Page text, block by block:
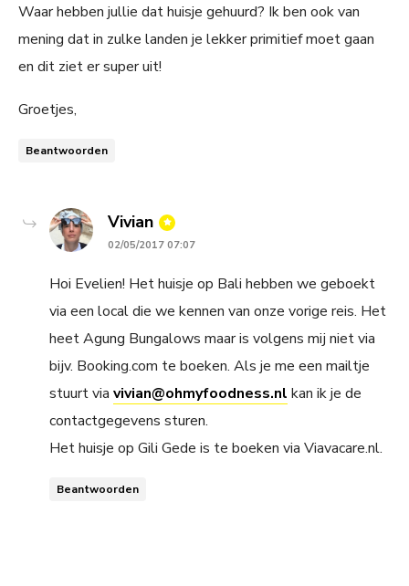
Waar hebben jullie dat huisje gehuurd? Ik ben ook van
mening dat in zulke landen je lekker primitief moet gaan
en dit ziet er super uit!
Groetjes,
Beantwoorden
Vivian says:
02/05/2017 07:07
Hoi Evelien! Het huisje op Bali hebben we geboekt
via een local die we kennen van onze vorige reis. Het
heet Agung Bungalows maar is volgens mij niet via
bijv. Booking.com te boeken. Als je me een mailtje
stuurt via vivian@ohmyfoodness.nl kan ik je de
contactgegevens sturen.
Het huisje op Gili Gede is te boeken via Viavacare.nl.
Beantwoorden